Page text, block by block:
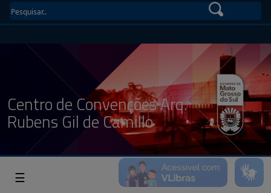
Centro de Convenções Arq.
Rubens Gil de Camillo
☰